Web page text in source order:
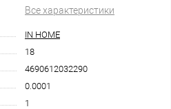
Все характеристики
IN HOME
18
4690612032290
0.0001
1